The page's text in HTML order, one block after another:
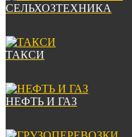
СЕЛЬХОЗТЕХНИКА
ТАКСИ
НЕФТЬ И ГАЗ